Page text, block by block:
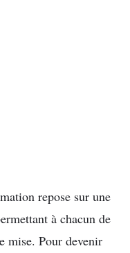
repose sur une
à chacun de
mise. Pour devenir